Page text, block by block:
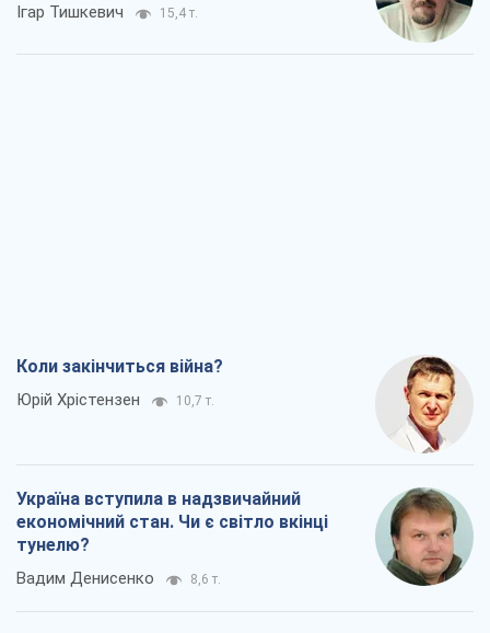
Ігар Тишкевич 15,4 т.
Коли закінчиться війна?
Юрій Хрістензен 10,7 т.
Україна вступила в надзвичайний
економічний стан. Чи є світло вкінці
тунелю?
Вадим Денисенко 8,6 т.